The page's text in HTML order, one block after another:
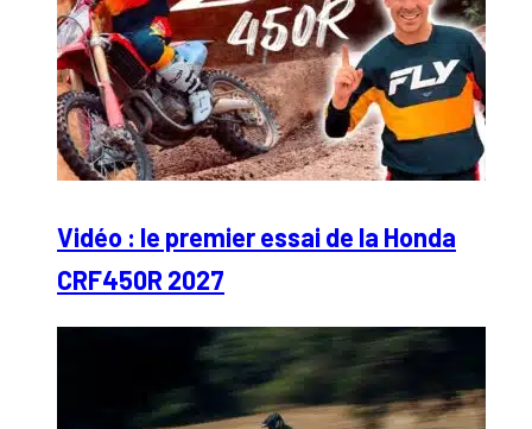
Vidéo : le premier essai de la Honda
CRF450R 2027